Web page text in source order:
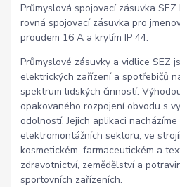
Průmyslová spojovací zásuvka
rovná spojovací zásuvka pro
proudem 16 A a krytím IP 44.
Průmyslové zásuvky a vidlice SEZ
elektrických zařízení a spotřebičů
spektrum lidských činností.
opakovaného rozpojení obvodu s
odolností. Jejich aplikaci
elektromontážních sektoru, ve
kosmetickém, farmaceutickém a
zdravotnictví, zemědělství a
sportovních zařízeních.